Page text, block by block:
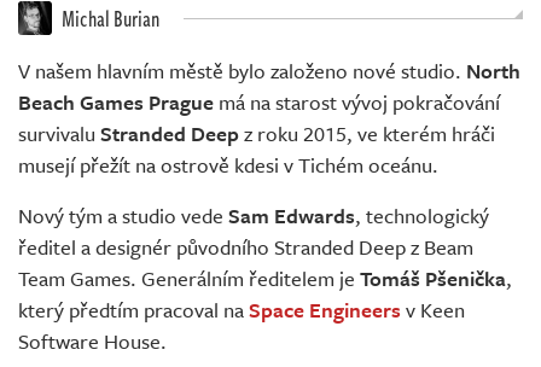
Živě
Michal Burian
V našem hlavním městě bylo založeno nové studio. North
Beach Games Prague má na starost vývoj pokračování
survivalu Stranded Deepz roku 2015, ve kterém hráči
musejí přežít na ostrově kdesi v Tichém oceánu.
Nový tým a studio vede Sam Edwards, technologický
ředitel a designér původního Stranded Deep z Beam
Team Games. Generálním ředitelem je Tomáš Pšenička,
který předtím pracoval naSpace Engineers v Keen
Software House.